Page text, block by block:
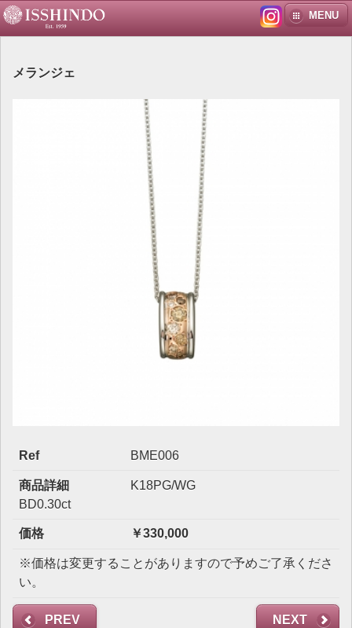
MENU
メランジェ
Ref BME006
商品詳細
K18PG/WG
BD0.30ct
価格 ￥330,000
※価格は変更することがありますので予めご了承くださ
い。
PREV NEXT